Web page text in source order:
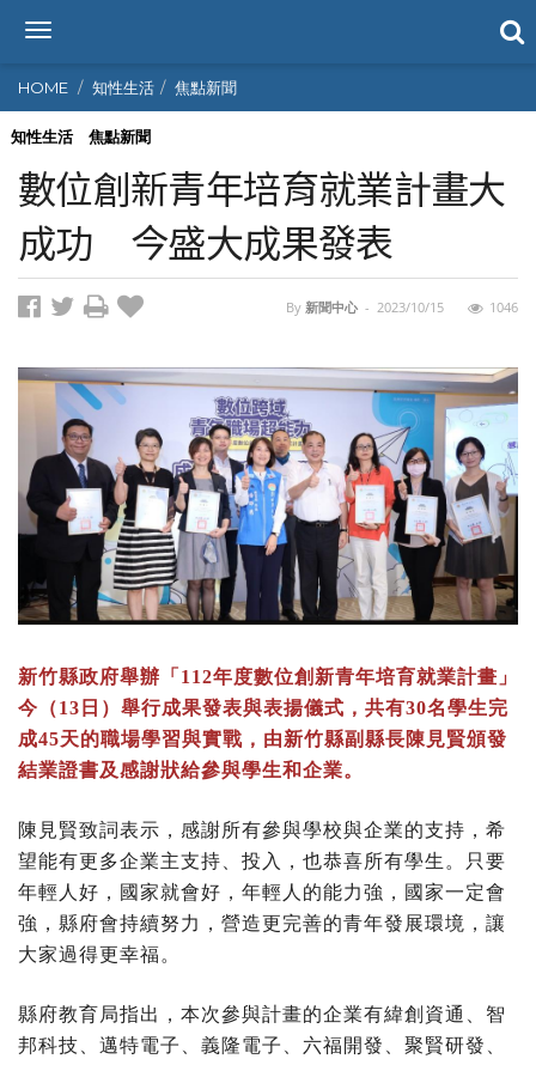
T
g
g
l
n
a
v
i
g
o
HOME 知性生活 焦點新聞
知性生活 焦點新聞
數位創新青年培育就業計畫大
成功 今盛大成果發表
By 新聞中心 - 2023/10/15 1046
新竹縣政府舉辦「112年度數位創新青年培育就業計畫」
今（13日）舉行成果發表與表揚儀式，共有30名學生完
成45天的職場學習與實戰，由新竹縣副縣長陳見賢頒發
結業證書及感謝狀給參與學生和企業。
陳見賢致詞表示，感謝所有參與學校與企業的支持，希
望能有更多企業主支持、投入，也恭喜所有學生。只要
年輕人好，國家就會好，年輕人的能力強，國家一定會
強，縣府會持續努力，營造更完善的青年發展環境，讓
大家過得更幸福。
縣府教育局指出，本次參與計畫的企業有緯創資通、智
邦科技、邁特電子、義隆電子、六福開發、聚賢研發、